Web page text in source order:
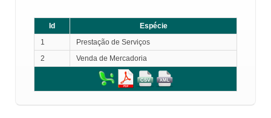
Id
Espécie
1
Prestação de Serviços
2
Venda de Mercadoria